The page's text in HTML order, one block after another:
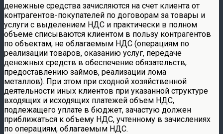
денежные средства зачисляются на счет клиента от
контрагентов-покупателей по договорам за товары и
услуги с выделением НДС и практически в полном
объеме списываются клиентом в пользу контрагентов
по объектам, не облагаемым НДС (операциям по
реализации товаров, оказанию услуг, передаче
денежных средств в обеспечение обязательств,
предоставлению займов, реализации лома
металлов). При этом при сходной хозяйственной
деятельности иных клиентов при указанной структуре
входящих и исходящих платежей объем НДС,
подлежащего уплате в бюджет, зачастую должен
приближаться к объему НДС, учтенному в зачислениях
по операциям, облагаемым НДС.